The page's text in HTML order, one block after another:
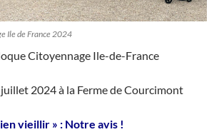
Ile de France 2024
Citoyennage Ile-de-France
2024 à la Ferme de Courcimont
vieillir » : Notre avis !